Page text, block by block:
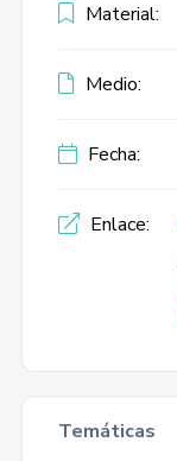
Material:
Medio:
Fecha:
Enlace:
Temáticas